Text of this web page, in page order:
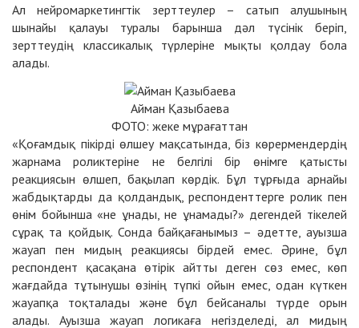
Ал нейромаркетингтік зерттеулер – сатып алушының
шынайы қалауы туралы барынша дәл түсінік беріп,
зерттеудің классикалық түрлеріне мықты қолдау бола
алады.
Айман Қазыбаева
ФОТО: жеке мұрағаттан
«Қоғамдық пікірді өлшеу мақсатында, біз көрермендердің
жарнама роликтеріне не белгілі бір өнімге қатысты
реакциясын өлшеп, бақылап көрдік. Бұл тұрғыда арнайы
жабдықтарды да қолдандық, респонденттерге ролик пен
өнім бойынша «не ұнады, не ұнамады?» дегендей тікелей
сұрақ та қойдық. Сонда байқағанымыз – әдетте, ауызша
жауап пен мидың реакциясы бірдей емес. Әрине, бұл
респондент қасақана өтірік айтты деген сөз емес, көп
жағдайда тұтынушы өзінің түпкі ойын емес, одан күткен
жауапқа тоқталады және бұл бейсаналы түрде орын
алады. Ауызша жауап логикаға негізделеді, ал мидың